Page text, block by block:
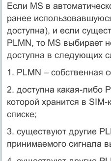
Если MS в
ранее
доступна), и если
PLMN, то MS выбирает
доступна в следующих
1. PLMN – собственная
2. доступна какая-либо
которой хранится в
списке;
3. существуют другие
принимаемого сигнала